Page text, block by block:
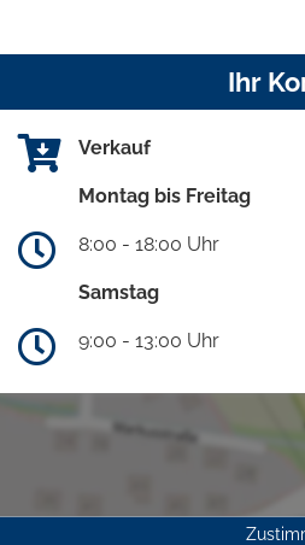
Ihr
Verkauf
Montag bis Freitag
8:00 - 18:00 Uhr
Samstag
9:00 - 13:00 Uhr